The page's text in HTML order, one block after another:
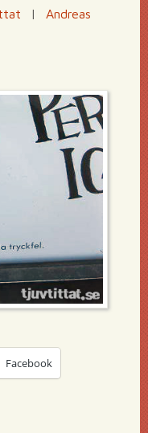
|
Andreas
Facebook